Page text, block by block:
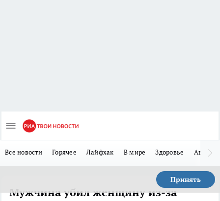
Все новости Горячее Лайфхак В мире Здоровье Авто
Принять
Мужчина убил женщину из-за